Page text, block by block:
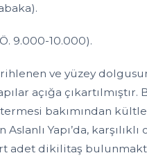
9.000-10.000).
ve yüzey
açığa çıkartılmıştır.
bakımından
Yapı’da,
adet dikilitaş